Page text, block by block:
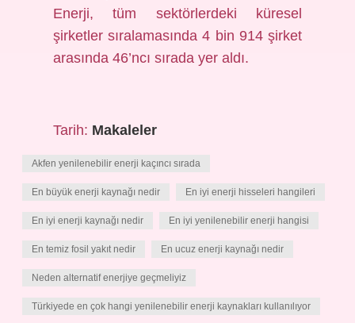
Enerji, tüm sektörlerdeki küresel
şirketler sıralamasında 4 bin 914 şirket
arasında 46’ncı sırada yer aldı.
Tarih: Makaleler
Akfen yenilenebilir enerji kaçıncı sırada
En büyük enerji kaynağı nedir En iyi enerji hisseleri hangileri
En iyi enerji kaynağı nedir En iyi yenilenebilir enerji hangisi
En temiz fosil yakıt nedir En ucuz enerji kaynağı nedir
Neden alternatif enerjiye geçmeliyiz
Türkiyede en çok hangi yenilenebilir enerji kaynakları kullanılıyor